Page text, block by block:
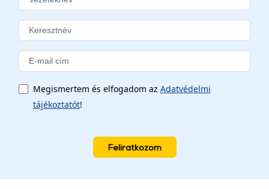
Megismertem és elfogadom az Adatvédelmi
tájékoztatót!
Feliratkozom